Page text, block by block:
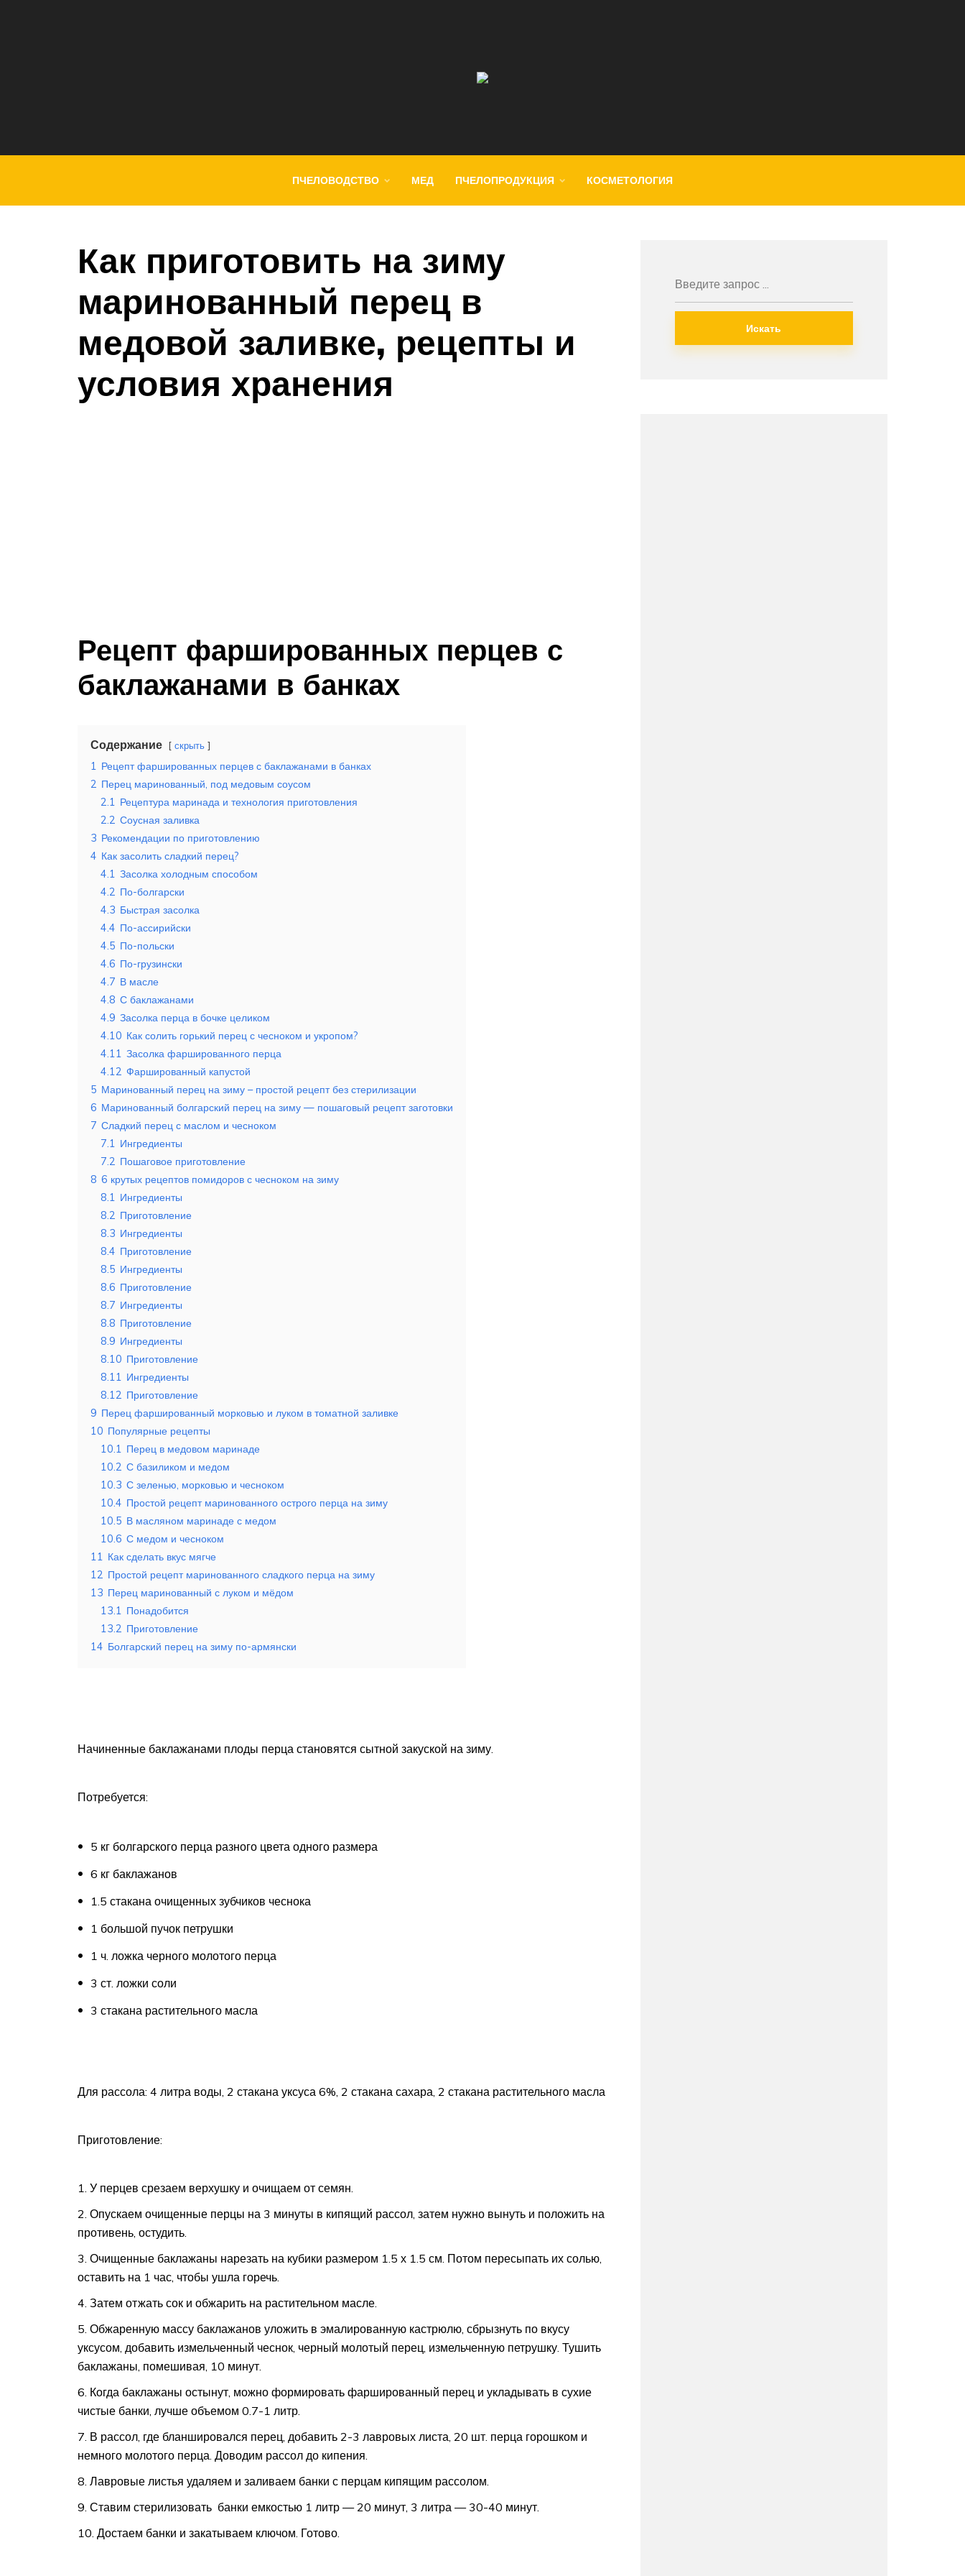
ПЧЕЛОВОДСТВО МЕД ПЧЕЛОПРОДУКЦИЯ КОСМЕТОЛОГИЯ
Как приготовить на зиму
маринованный перец в
медовой заливке, рецепты и
условия хранения
Рецепт фаршированных перцев с
баклажанами в банках
Содержание скрыть
1 Рецепт фаршированных перцев с баклажанами в банках
2 Перец маринованный, под медовым соусом
2.1 Рецептура маринада и технология приготовления
2.2 Соусная заливка
3 Рекомендации по приготовлению
4 Как засолить сладкий перец?
4.1 Засолка холодным способом
4.2 По-болгарски
4.3 Быстрая засолка
4.4 По-ассирийски
4.5 По-польски
4.6 По-грузински
4.7 В масле
4.8 С баклажанами
4.9 Засолка перца в бочке целиком
4.10 Как солить горький перец с чесноком и укропом?
4.11 Засолка фаршированного перца
4.12 Фаршированный капустой
5 Маринованный перец на зиму – простой рецепт без стерилизации
6 Маринованный болгарский перец на зиму — пошаговый рецепт заготовки
7 Сладкий перец с маслом и чесноком
7.1 Ингредиенты
7.2 Пошаговое приготовление
8 6 крутых рецептов помидоров с чесноком на зиму
8.1 Ингредиенты
8.2 Приготовление
8.3 Ингредиенты
8.4 Приготовление
8.5 Ингредиенты
8.6 Приготовление
8.7 Ингредиенты
8.8 Приготовление
8.9 Ингредиенты
8.10 Приготовление
8.11 Ингредиенты
8.12 Приготовление
9 Перец фаршированный морковью и луком в томатной заливке
10 Популярные рецепты
10.1 Перец в медовом маринаде
10.2 С базиликом и медом
10.3 С зеленью, морковью и чесноком
10.4 Простой рецепт маринованного острого перца на зиму
10.5 В масляном маринаде с медом
10.6 С медом и чесноком
11 Как сделать вкус мягче
12 Простой рецепт маринованного сладкого перца на зиму
13 Перец маринованный с луком и мёдом
13.1 Понадобится
13.2 Приготовление
14 Болгарский перец на зиму по-армянски
Начиненные баклажанами плоды перца становятся сытной закуской на зиму.
Потребуется:
5 кг болгарского перца разного цвета одного размера
6 кг баклажанов
1.5 стакана очищенных зубчиков чеснока
1 большой пучок петрушки
1 ч. ложка черного молотого перца
3 ст. ложки соли
3 стакана растительного масла
Для рассола: 4 литра воды, 2 стакана уксуса 6%, 2 стакана сахара, 2 стакана растительного масла
Приготовление:
У перцев срезаем верхушку и очищаем от семян.
Опускаем очищенные перцы на 3 минуты в кипящий рассол, затем нужно вынуть и положить на
противень, остудить.
Очищенные баклажаны нарезать на кубики размером 1.5 х 1.5 см. Потом пересыпать их солью,
оставить на 1 час, чтобы ушла горечь.
Затем отжать сок и обжарить на растительном масле.
Обжаренную массу баклажанов уложить в эмалированную кастрюлю, сбрызнуть по вкусу
уксусом, добавить измельченный чеснок, черный молотый перец, измельченную петрушку. Тушить
баклажаны, помешивая, 10 минут.
Когда баклажаны остынут, можно формировать фаршированный перец и укладывать в сухие
чистые банки, лучше объемом 0.7-1 литр.
В рассол, где бланшировался перец, добавить 2-3 лавровых листа, 20 шт. перца горошком и
немного молотого перца. Доводим рассол до кипения.
Лавровые листья удаляем и заливаем банки с перцам кипящим рассолом.
Ставим стерилизовать банки емкостью 1 литр — 20 минут, 3 литра — 30-40 минут.
Достаем банки и закатываем ключом. Готово.
Искать